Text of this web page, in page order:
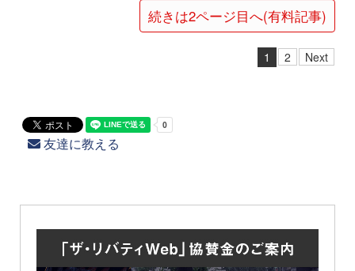
続きは2ページ目へ(有料記事)
1 2 Next
友達に教える